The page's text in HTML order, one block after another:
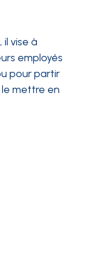
vise à
employés
pour partir
le mettre en